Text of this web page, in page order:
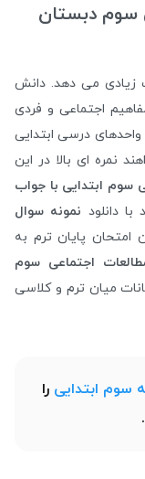
سوم دبستان
زیادی می دهد. دانش
اجتماعی و فردی
درسی ابتدایی
نمره ای بالا در این
سوم ابتدایی با جواب
دانلود نمونه سوال
امتحان پایان ترم به
اجتماعی سوم
میان ترم و کلاسی
سوم ابتدایی را